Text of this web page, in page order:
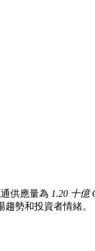
供應量為 1.20 十億
勢和投資者情緒。